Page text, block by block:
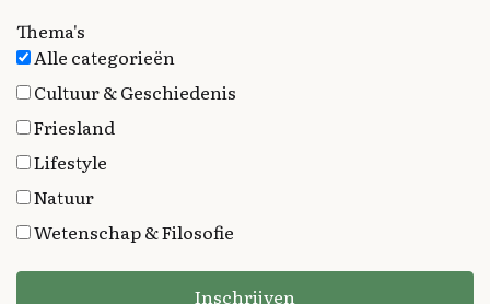
Thema's
Alle categorieën
Cultuur & Geschiedenis
Friesland
Lifestyle
Natuur
Wetenschap & Filosofie
Inschrijven